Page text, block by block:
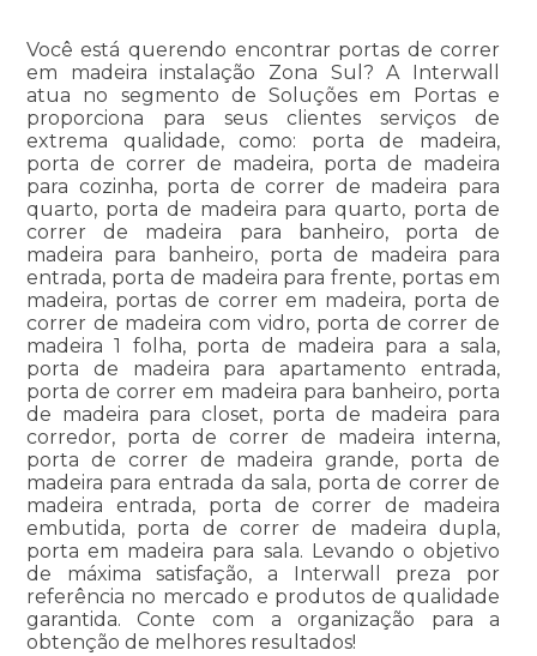
Você está querendo encontrar portas de correr
em madeira instalação Zona Sul? A Interwall
atua no segmento de Soluções em Portas e
proporciona para seus clientes serviços de
extrema qualidade, como: porta de madeira,
porta de correr de madeira, porta de madeira
para cozinha, porta de correr de madeira para
quarto, porta de madeira para quarto, porta de
correr de madeira para banheiro, porta de
madeira para banheiro, porta de madeira para
entrada, porta de madeira para frente, portas em
madeira, portas de correr em madeira, porta de
correr de madeira com vidro, porta de correr de
madeira 1 folha, porta de madeira para a sala,
porta de madeira para apartamento entrada,
porta de correr em madeira para banheiro, porta
de madeira para closet, porta de madeira para
corredor, porta de correr de madeira interna,
porta de correr de madeira grande, porta de
madeira para entrada da sala, porta de correr de
madeira entrada, porta de correr de madeira
embutida, porta de correr de madeira dupla,
porta em madeira para sala. Levando o objetivo
de máxima satisfação, a Interwall preza por
referência no mercado e produtos de qualidade
garantida. Conte com a organização para a
obtenção de melhores resultados!